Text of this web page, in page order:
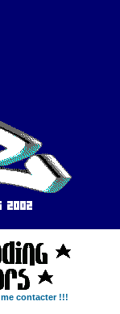
me contacter !!!